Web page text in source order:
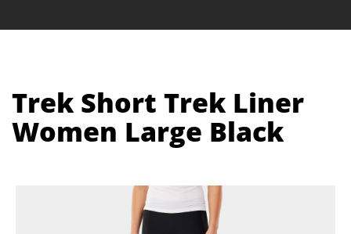
Trek Short Trek Liner
Women Large Black